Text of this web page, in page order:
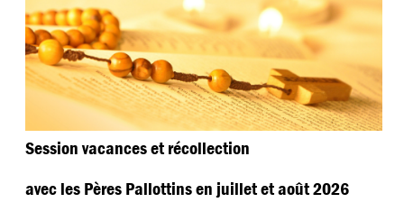
Session vacances et récollection
avec les Pères Pallottins en juillet et août 2026